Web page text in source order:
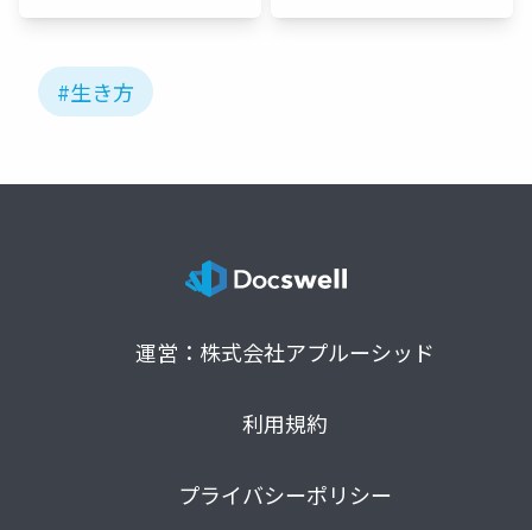
#生き方
運営：株式会社アプルーシッド
利用規約
プライバシーポリシー